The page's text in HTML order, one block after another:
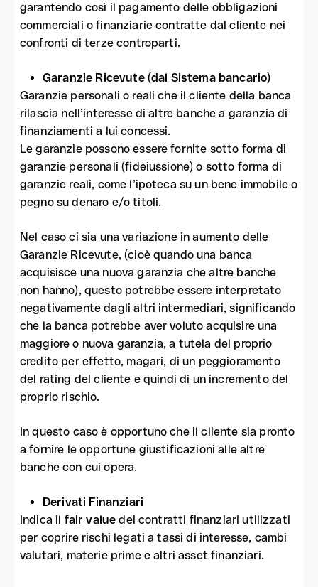
garantendo così il pagamento delle obbligazioni
commerciali o finanziarie contratte dal cliente nei
confronti di terze controparti.
Garanzie Ricevute (dal Sistema bancario)
Garanzie personali o reali che il cliente della banca
rilascia nell’interesse di altre banche a garanzia di
finanziamenti a lui concessi.
Le garanzie possono essere fornite sotto forma di
garanzie personali (fideiussione) o sotto forma di
garanzie reali, come l’ipoteca su un bene immobile o
pegno su denaro e/o titoli.
Nel caso ci sia una variazione in aumento delle
Garanzie Ricevute, (cioè quando una banca
acquisisce una nuova garanzia che altre banche
non hanno), questo potrebbe essere interpretato
negativamente dagli altri intermediari, significando
che la banca potrebbe aver voluto acquisire una
maggiore o nuova garanzia, a tutela del proprio
credito per effetto, magari, di un peggioramento
del rating del cliente e quindi di un incremento del
proprio rischio.
In questo caso è opportuno che il cliente sia pronto
a fornire le opportune giustificazioni alle altre
banche con cui opera.
Derivati Finanziari
Indica il fair value dei contratti finanziari utilizzati
per coprire rischi legati a tassi di interesse, cambi
valutari, materie prime e altri asset finanziari.